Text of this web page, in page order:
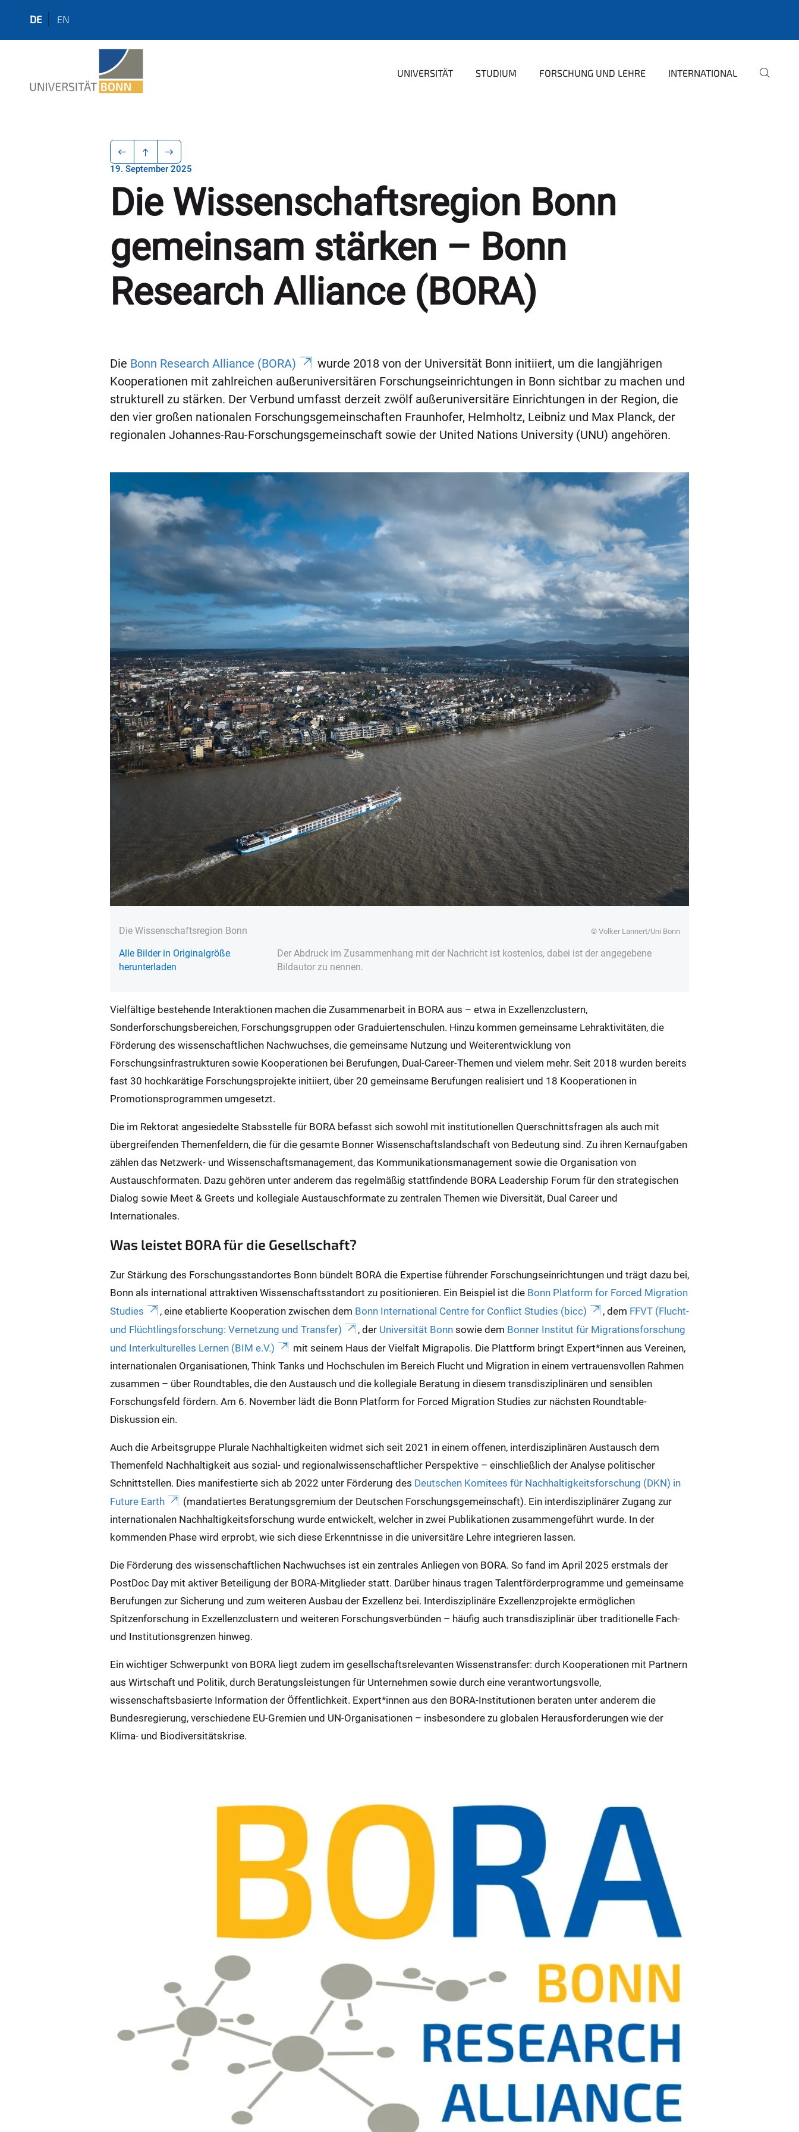
DE EN
UNIVERSITÄT STUDIUM FORSCHUNG UND LEHRE INTERNATIONAL
19. September 2025
Die Wissenschaftsregion Bonn
gemeinsam stärken – Bonn
Research Alliance (BORA)
Die Bonn Research Alliance (BORA)
wurde 2018 von der Universität Bonn initiiert, um die langjährigen
Kooperationen mit zahlreichen außeruniversitären Forschungseinrichtungen in Bonn sichtbar zu machen und
strukturell zu stärken. Der Verbund umfasst derzeit zwölf außeruniversitäre Einrichtungen in der Region, die
den vier großen nationalen Forschungsgemeinschaften Fraunhofer, Helmholtz, Leibniz und Max Planck, der
regionalen Johannes-Rau-Forschungsgemeinschaft sowie der United Nations University (UNU) angehören.
Die Wissenschaftsregion Bonn © Volker Lannert/Uni Bonn
Alle Bilder in Originalgröße
herunterladen
Der Abdruck im Zusammenhang mit der Nachricht ist kostenlos, dabei ist der angegebene
Bildautor zu nennen.
Vielfältige bestehende Interaktionen machen die Zusammenarbeit in BORA aus – etwa in Exzellenzclustern,
Sonderforschungsbereichen, Forschungsgruppen oder Graduiertenschulen. Hinzu kommen gemeinsame Lehraktivitäten, die
Förderung des wissenschaftlichen Nachwuchses, die gemeinsame Nutzung und Weiterentwicklung von
Forschungsinfrastrukturen sowie Kooperationen bei Berufungen, Dual-Career-Themen und vielem mehr. Seit 2018 wurden bereits
fast 30 hochkarätige Forschungsprojekte initiiert, über 20 gemeinsame Berufungen realisiert und 18 Kooperationen in
Promotionsprogrammen umgesetzt.
Die im Rektorat angesiedelte Stabsstelle für BORA befasst sich sowohl mit institutionellen Querschnittsfragen als auch mit
übergreifenden Themenfeldern, die für die gesamte Bonner Wissenschaftslandschaft von Bedeutung sind. Zu ihren Kernaufgaben
zählen das Netzwerk- und Wissenschaftsmanagement, das Kommunikationsmanagement sowie die Organisation von
Austauschformaten. Dazu gehören unter anderem das regelmäßig stattfindende BORA Leadership Forum für den strategischen
Dialog sowie Meet & Greets und kollegiale Austauschformate zu zentralen Themen wie Diversität, Dual Career und
Internationales.
Was leistet BORA für die Gesellschaft?
Zur Stärkung des Forschungsstandortes Bonn bündelt BORA die Expertise führender Forschungseinrichtungen und trägt dazu bei,
Bonn als international attraktiven Wissenschaftsstandort zu positionieren. Ein Beispiel ist die Bonn Platform for Forced Migration
Studies
, eine etablierte Kooperation zwischen dem Bonn International Centre for Conflict Studies (bicc) , dem FFVT (Flucht-
und Flüchtlingsforschung: Vernetzung und Transfer)
, derUniversität Bonnsowie dem Bonner Institut für Migrationsforschung
und Interkulturelles Lernen (BIM e.V.)
mit seinem Haus der Vielfalt Migrapolis. Die Plattform bringt Expert*innen aus Vereinen,
internationalen Organisationen, Think Tanks und Hochschulen im Bereich Flucht und Migration in einem vertrauensvollen Rahmen
zusammen – über Roundtables, die den Austausch und die kollegiale Beratung in diesem transdisziplinären und sensiblen
Forschungsfeld fördern. Am 6. November lädt die Bonn Platform for Forced Migration Studies zur nächsten Roundtable-
Diskussion ein.
Auch die Arbeitsgruppe Plurale Nachhaltigkeiten widmet sich seit 2021 in einem offenen, interdisziplinären Austausch dem
Themenfeld Nachhaltigkeit aus sozial- und regionalwissenschaftlicher Perspektive – einschließlich der Analyse politischer
Schnittstellen. Dies manifestierte sich ab 2022 unter Förderung des Deutschen Komitees für Nachhaltigkeitsforschung (DKN) in
Future Earth
(mandatiertes Beratungsgremium der Deutschen Forschungsgemeinschaft). Ein interdisziplinärer Zugang zur
internationalen Nachhaltigkeitsforschung wurde entwickelt, welcher in zwei Publikationen zusammengeführt wurde. In der
kommenden Phase wird erprobt, wie sich diese Erkenntnisse in die universitäre Lehre integrieren lassen.
Die Förderung des wissenschaftlichen Nachwuchses ist ein zentrales Anliegen von BORA. So fand im April 2025 erstmals der
PostDoc Day mit aktiver Beteiligung der BORA-Mitglieder statt. Darüber hinaus tragen Talentförderprogramme und gemeinsame
Berufungen zur Sicherung und zum weiteren Ausbau der Exzellenz bei. Interdisziplinäre Exzellenzprojekte ermöglichen
Spitzenforschung in Exzellenzclustern und weiteren Forschungsverbünden – häufig auch transdisziplinär über traditionelle Fach-
und Institutionsgrenzen hinweg.
Ein wichtiger Schwerpunkt von BORA liegt zudem im gesellschaftsrelevanten Wissenstransfer: durch Kooperationen mit Partnern
aus Wirtschaft und Politik, durch Beratungsleistungen für Unternehmen sowie durch eine verantwortungsvolle,
wissenschaftsbasierte Information der Öffentlichkeit. Expert*innen aus den BORA-Institutionen beraten unter anderem die
Bundesregierung, verschiedene EU-Gremien und UN-Organisationen – insbesondere zu globalen Herausforderungen wie der
Klima- und Biodiversitätskrise.